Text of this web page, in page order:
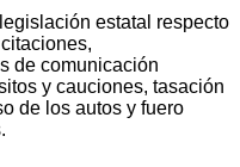
estatal respecto
de comunicación
y cauciones, tasación
de los autos y fuero